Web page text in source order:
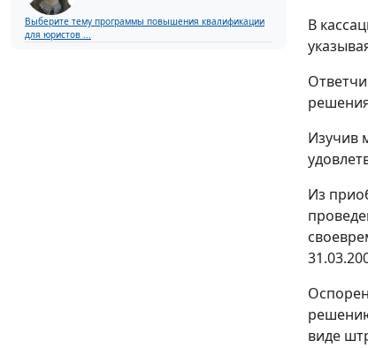
Выберите тему программы повышения квалификации
для юристов ...
В
Изучив
Из
виде